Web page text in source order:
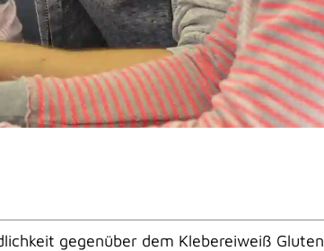
gegenüber dem Klebereiweiß Gluten